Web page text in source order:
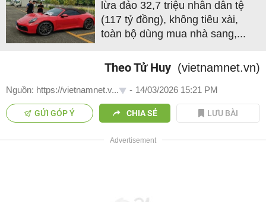
lừa đảo 32,7 triệu nhân dân tệ
(117 tỷ đồng), không tiêu xài,
toàn bộ dùng mua nhà sang,...
Theo Tử Huy (vietnamnet.vn)
Nguồn: https://vietnamnet.v... - 14/03/2026 15:21 PM
GỬI GÓP Ý CHIA SẺ LƯU BÀI